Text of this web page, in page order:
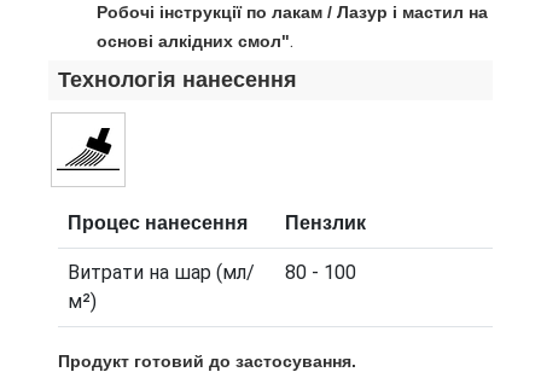
Робочі інструкції по лакам / Лазур і мастил на
основі алкідних смол".
Технологія нанесення
Процес нанесення Пензлик
Витрати на шар (мл/
м²)
80 - 100
Продукт готовий до застосування.